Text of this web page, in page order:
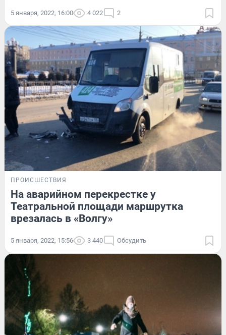
5 января, 2022, 16:00 4 022 2
ПРОИСШЕСТВИЯ
На аварийном перекрестке у
Театральной площади маршрутка
врезалась в «Волгу»
5 января, 2022, 15:56 3 440 Обсудить